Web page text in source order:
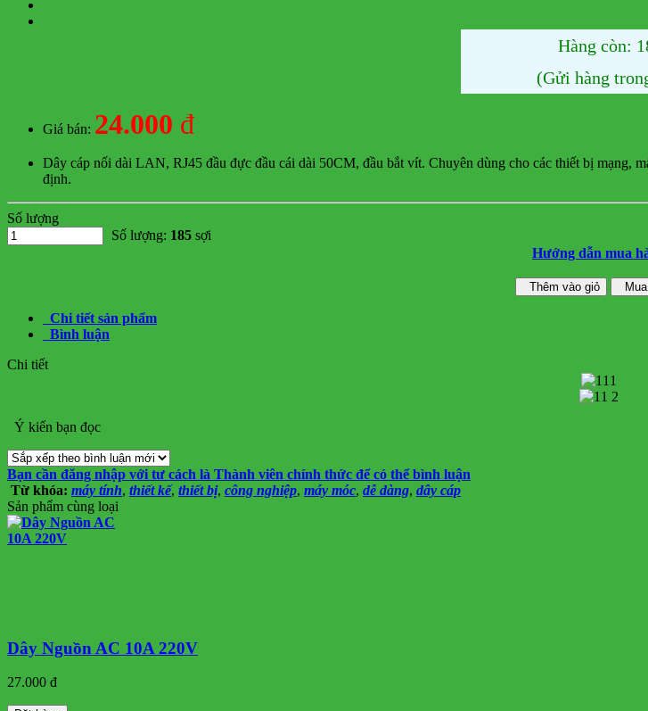
Hàng còn:
(Gửi hàng
Giá bán: 24.000 đ
Dây cáp nối dài LAN, RJ45 đầu đực đầu cái dài 50CM, đầu bắt vít. Chuyên dùng cho các thiết bị mạng,
định.
Số lượng
Số lượng: 185 sợi
Hướng dẫn mua
Thêm vào giỏ
Chi tiết sản phẩm
Bình luận
Chi tiết
Ý kiến bạn đọc
Bạn cần đăng nhập với tư cách là Thành viên chính thức để có thể bình luận
Từ khóa: máy tính, thiết kế, thiết bị, công nghiệp, máy móc, dễ dàng, dây cáp
Sản phẩm cùng loại
Dây Nguồn AC 10A 220V
27.000 đ